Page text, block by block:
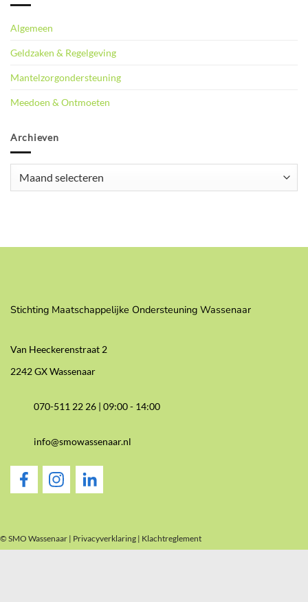
Algemeen
Geldzaken & Regelgeving
Mantelzorgondersteuning
Meedoen & Ontmoeten
Archieven
Stichting Maatschappelijke Ondersteuning Wassenaar
Van Heeckerenstraat 2
2242 GX Wassenaar
070-511 22 26 |09:00 - 14:00
info@smowassenaar.nl
© SMO Wassenaar | Privacyverklaring | Klachtreglement